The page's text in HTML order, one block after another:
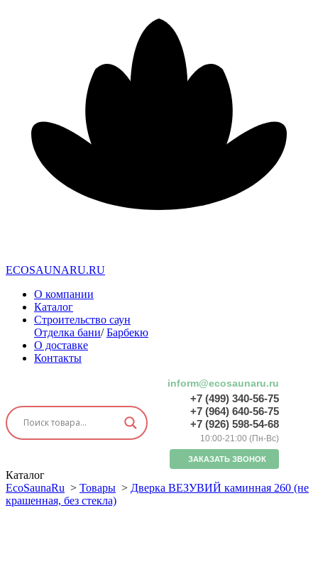
ECOSAUNARU.RU
О компании
Каталог
Строительство саун
Отделка бани/Барбекю
О доставке
Контакты
inform@ecosaunaru.ru
+7 (499) 340-56-75
+7 (964) 640-56-75
+7 (926) 598-54-68
10:00-21:00 (Пн-Вс)
ЗАКАЗАТЬ ЗВОНОК
Каталог
EcoSaunaRu > Товары > Дверка ВЕЗУВИЙ каминная 260 (не
крашенная, без стекла)